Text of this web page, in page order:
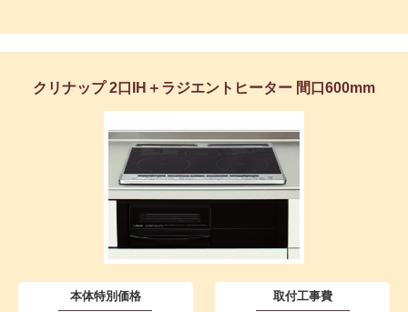
クリナップ 2口IH＋ラジエントヒーター 間口600mm
本体特別価格 取付工事費